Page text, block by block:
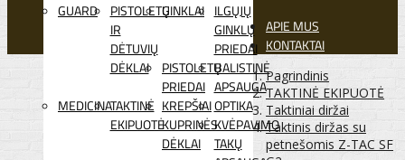
GUARD
PISTOLETŲ
IR
DĖTUVIŲ
DĖKLAI
GINKLAI ILGŲJŲ
GINKLŲ
PRIEDAI
PISTOLETŲ
PRIEDAI
BALISTINĖ
APSAUGA
MEDICINATAKTINĖ
EKIPUOTĖ
KREPŠIAI
KUPRINĖS
DĖKLAI
OPTIKA
KVĖPAVIMO
TAKŲ
APIE MUS
KONTAKTAI
Pagrindinis
TAKTINĖ EKIPUOTĖ
Taktiniai diržai
Taktinis diržas su
petnešomis Z-TAC SF